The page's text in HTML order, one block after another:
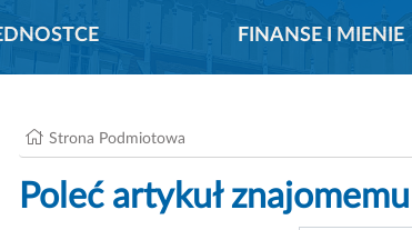
FINANSE I MIENIE
Strona Podmiotowa
Poleć artykuł znajomemu